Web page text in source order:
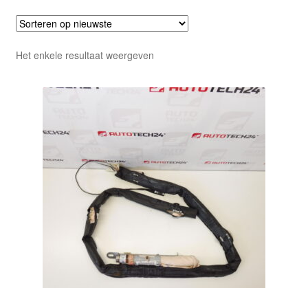
Het enkele resultaat weergeven